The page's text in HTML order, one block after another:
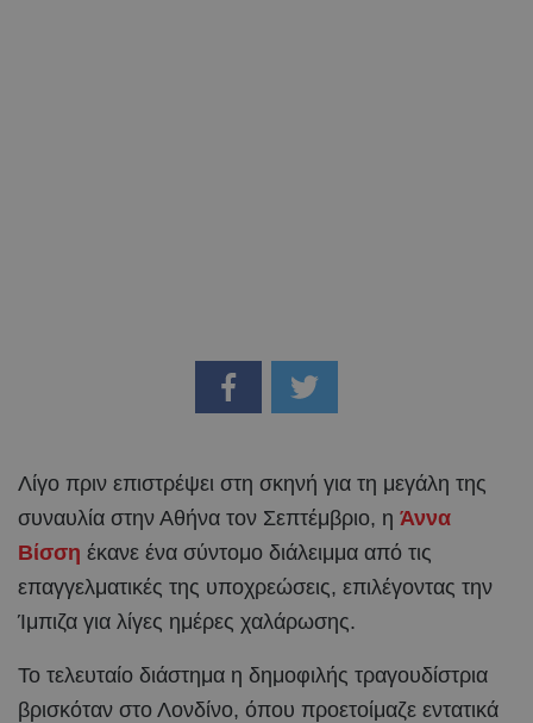
Λίγο πριν επιστρέψει στη σκηνή για τη μεγάλη της
συναυλία στην Αθήνα τον Σεπτέμβριο, η Άννα
Βίσση έκανε ένα σύντομο διάλειμμα από τις
επαγγελματικές της υποχρεώσεις, επιλέγοντας την
Ίμπιζα για λίγες ημέρες χαλάρωσης.
Το τελευταίο διάστημα η δημοφιλής τραγουδίστρια
βρισκόταν στο Λονδίνο, όπου προετοίμαζε εντατικά